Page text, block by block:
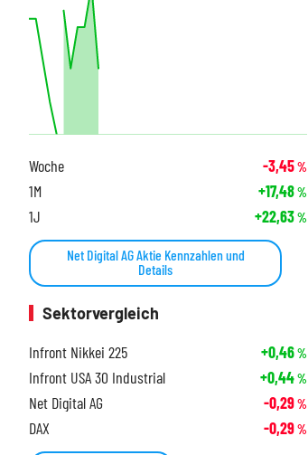
Woche -3,45%
1M +17,48%
1J +22,63%
Net Digital AG Aktie Kennzahlen und
Details
Sektorvergleich
Infront Nikkei 225
+0,46%
Infront USA 30 Industrial +0,44%
Net Digital AG -0,29%
DAX -0,29%